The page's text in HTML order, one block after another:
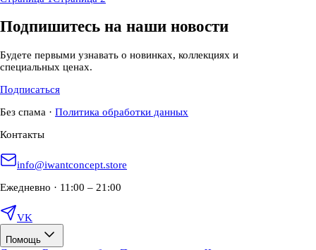
Подпишитесь на наши новости
Будете первыми узнавать о новинках, коллекциях и
специальных ценах.
Подписаться
Без спама · Политика обработки данных
Контакты
info@iwantconcept.store
Ежедневно · 11:00 – 21:00
VK
Помощь